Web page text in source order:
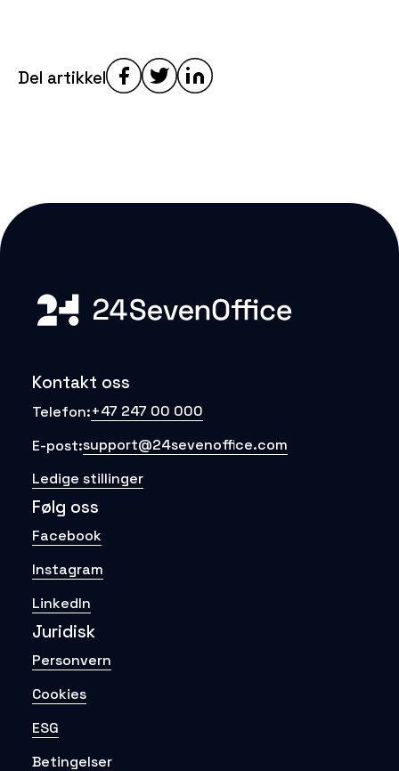
Del artikkel
Kontakt oss
Telefon:+47 247 00 000
E-post:support@24sevenoffice.com
Ledige stillinger
Følg oss
Facebook
Instagram
LinkedIn
Juridisk
Personvern
Cookies
ESG
Betingelser